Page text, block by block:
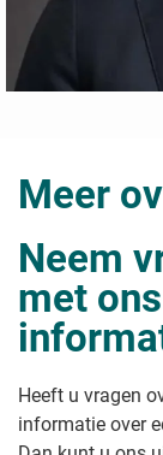
Meer
Neem
met
Heeft u vragen
informatie over